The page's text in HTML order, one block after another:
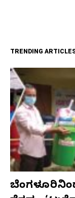
TRENDING
ಬೆಂಗಳೂರಿನಿಂದ